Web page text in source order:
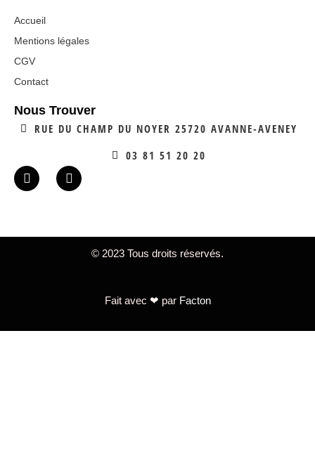
Accueil
Mentions légales
CGV
Contact
Nous Trouver
RUE DU CHAMP DU NOYER 25720 AVANNE-AVENEY
03 81 51 20 20
© 2023 Tous droits réservés.
Fait avec ❤ par Facton